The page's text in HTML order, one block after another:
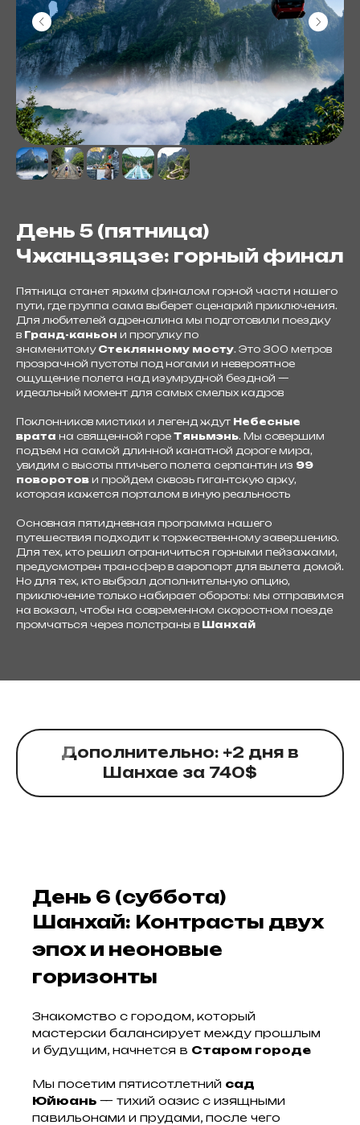
День 5 (пятница)
Чжанцзяцзе: горный финал
Пятница станет ярким финалом горной части нашего
пути, где группа сама выберет сценарий приключения.
Для любителей адреналина мы подготовили поездку
в Гранд-каньон и прогулку по
знаменитому Стеклянному мосту. Это 300 метров
прозрачной пустоты под ногами и невероятное
ощущение полета над изумрудной бездной —
идеальный момент для самых смелых кадров
Поклонников мистики и легенд ждут Небесные
врата на священной горе Тяньмэнь. Мы совершим
подъем на самой длинной канатной дороге мира,
увидим с высоты птичьего полета серпантин из 99
поворотов и пройдем сквозь гигантскую арку,
которая кажется порталом в иную реальность
Основная пятидневная программа нашего
путешествия подходит к торжественному завершению.
Для тех, кто решил ограничиться горными пейзажами,
предусмотрен трансфер в аэропорт для вылета домой.
Но для тех, кто выбрал дополнительную опцию,
приключение только набирает обороты: мы отправимся
на вокзал, чтобы на современном скоростном поезде
промчаться через полстраны в Шанхай
Дополнительно: +2 дня в
Шанхае за 740$
День 6 (суббота)
Шанхай: Контрасты двух
эпох и неоновые
горизонты
Знакомство с городом, который
мастерски балансирует между прошлым
и будущим, начнется в Старом городе
Мы посетим пятисотлетний сад
Юйюань — тихий оазис с изящными
павильонами и прудами, после чего